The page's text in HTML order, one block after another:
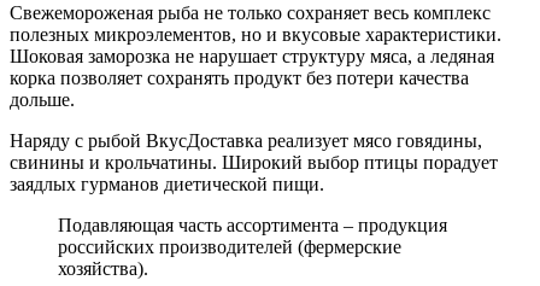
Свежемороженая рыба не только сохраняет весь комплекс
полезных микроэлементов, но и вкусовые характеристики.
Шоковая заморозка не нарушает структуру мяса, а ледяная
корка позволяет сохранять продукт без потери качества
дольше.
Наряду с рыбой ВкусДоставка реализует мясо говядины,
свинины и крольчатины. Широкий выбор птицы порадует
заядлых гурманов диетической пищи.
Подавляющая часть ассортимента – продукция
российских производителей (фермерские
хозяйства).